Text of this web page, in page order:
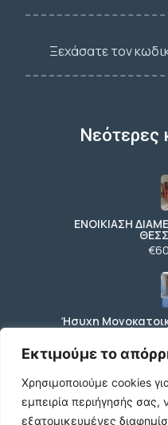
Εκτιμούμε το
Χρησιμοποιούμε cookies
εμπειρία περιήγησής σας,
εξατομικευμένες
Ξεχάσατε τον
Νεότερες
ΕΝΟΙΚΙΑΣΗ
Ήσυχη
Κοντά σε
ΕΝΟΙΚΙΑΣΗ